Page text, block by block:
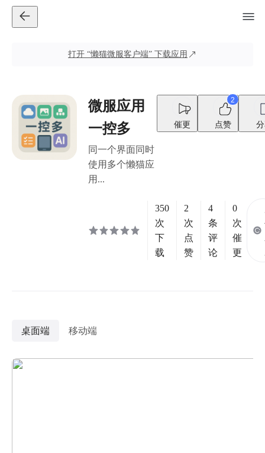
打开 “懒猫微服客户端” 下载应用
微服应用
一控多
同一个界面同时
使用多个懒猫应
用...
催更
2
点赞
350
次
下
载
2
次
点
赞
4
条
评
论
0
次
催
更
桌面端 移动端